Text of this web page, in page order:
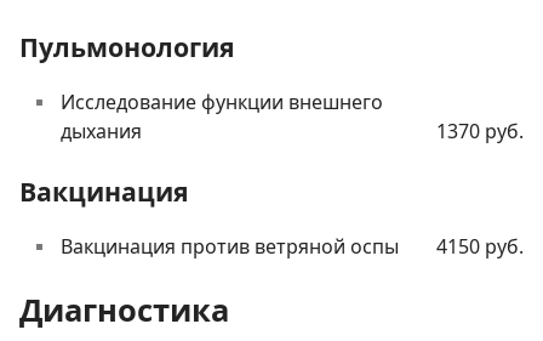
Пульмонология
Исследование функции внешнего
дыхания
1370 руб.
Вакцинация
Вакцинация против ветряной оспы 4150 руб.
Диагностика